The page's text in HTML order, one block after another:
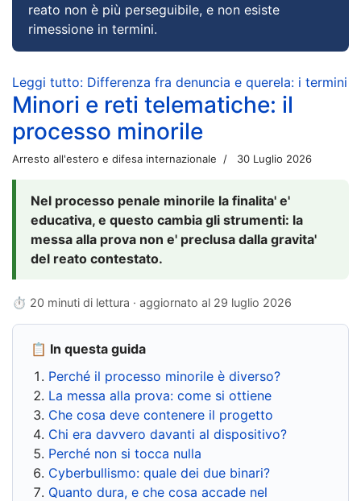
reato non è più perseguibile, e non esiste
rimessione in termini.
Leggi tutto: Differenza fra denuncia e querela: i termini
Minori e reti telematiche: il
processo minorile
Arresto all'estero e difesa internazionale 30 Luglio 2026
Nel processo penale minorile la finalita' e'
educativa, e questo cambia gli strumenti: la
messa alla prova non e' preclusa dalla gravita'
del reato contestato.
⏱ 20 minuti di lettura · aggiornato al 29 luglio 2026
📋 In questa guida
Perché il processo minorile è diverso?
La messa alla prova: come si ottiene
Che cosa deve contenere il progetto
Chi era davvero davanti al dispositivo?
Perché non si tocca nulla
Cyberbullismo: quale dei due binari?
Quanto dura, e che cosa accade nel